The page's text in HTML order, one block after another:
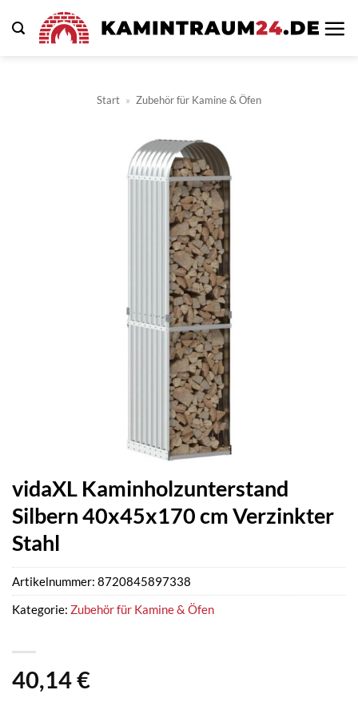
Inhalt
Start » Zubehör für Kamine & Öfen
vidaXL Kaminholzunterstand
Silbern 40x45x170 cm Verzinkter
Stahl
40,14€
Artikelnummer: 8720845897338
Kategorie: Zubehör für Kamine & Öfen